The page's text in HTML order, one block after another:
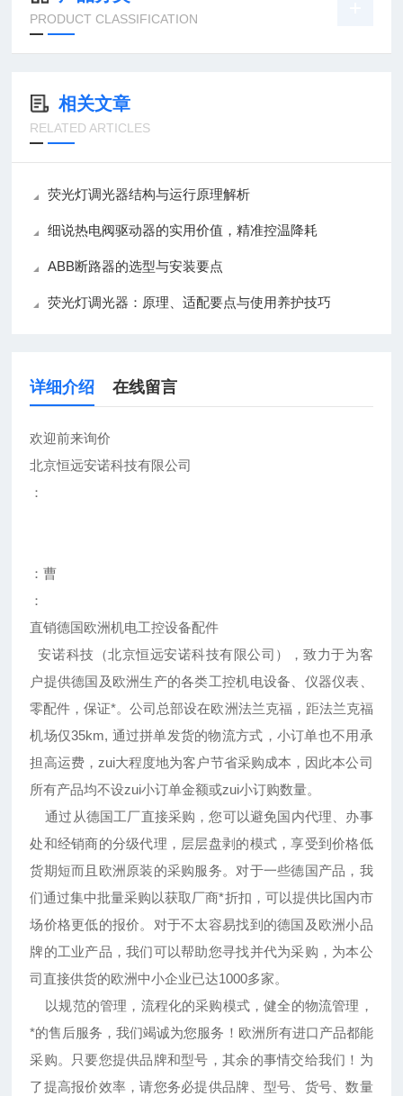
PRODUCT CLASSIFICATION
相关文章
RELATED ARTICLES
荧光灯调光器结构与运行原理解析
细说热电阀驱动器的实用价值，精准控温降耗
ABB断路器的选型与安装要点
荧光灯调光器：原理、适配要点与使用养护技巧
详细介绍 在线留言
欢迎前来询价
北京恒远安诺科技有限公司
：
：曹
：
直销德国欧洲机电工控设备配件
安诺科技（北京恒远安诺科技有限公司），致力于为客
户提供德国及欧洲生产的各类工控机电设备、仪器仪表、
零配件，保证*。公司总部设在欧洲法兰克福，距法兰克福
机场仅35km, 通过拼单发货的物流方式，小订单也不用承
担高运费，zui大程度地为客户节省采购成本，因此本公司
所有产品均不设zui小订单金额或zui小订购数量。
通过从德国工厂直接采购，您可以避免国内代理、办事
处和经销商的分级代理，层层盘剥的模式，享受到价格低
货期短而且欧洲原装的采购服务。对于一些德国产品，我
们通过集中批量采购以获取厂商*折扣，可以提供比国内市
场价格更低的报价。对于不太容易找到的德国及欧洲小品
牌的工业产品，我们可以帮助您寻找并代为采购，为本公
司直接供货的欧洲中小企业已达1000多家。
以规范的管理，流程化的采购模式，健全的物流管理，
*的售后服务，我们竭诚为您服务！欧洲所有进口产品都能
采购。只要您提供品牌和型号，其余的事情交给我们！为
了提高报价效率，请您务必提供品牌、型号、货号、数量